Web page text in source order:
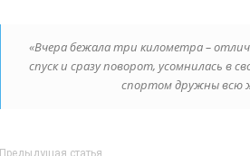
«Вчера бежала три километра –
спуск и сразу поворот, усомнилась в
спортом дружны всю
Предыдущая статья